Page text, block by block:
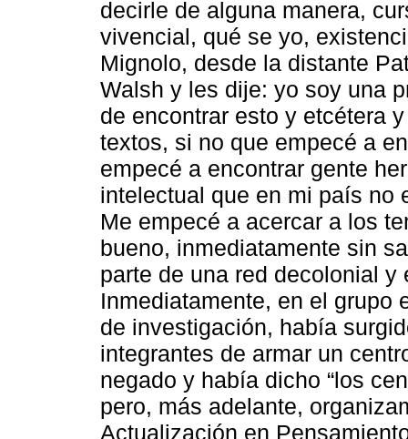
decirle de alguna manera,
vivencial, qué se yo,
Mignolo, desde la distante
Walsh y les dije: yo soy una
de encontrar esto y etcétera
textos, si no que empecé a
empecé a encontrar gente
intelectual que en mi país no
Me empecé a acercar a los
bueno, inmediatamente sin
parte de una red decolonial
Inmediatamente, en el grupo
de investigación, había
integrantes de armar un
negado y había dicho “los
pero, más adelante,
Actualización en